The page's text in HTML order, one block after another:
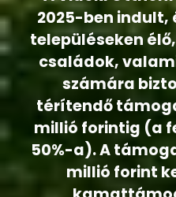
2025-ben indult,
településeken
családok,
számára
térítendő
millió forintig (a
50%-a). A
millió forint